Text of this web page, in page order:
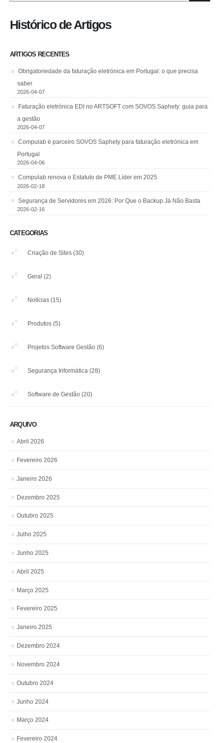
Histórico de Artigos
ARTIGOS RECENTES
Obrigatoriedade da faturação eletrónica em Portugal: o que precisa
saber
2026-04-07
Faturação eletrónica EDI no ARTSOFT com SOVOS Saphety: guia para
a gestão
2026-04-07
Compulab é parceiro SOVOS Saphety para faturação eletrónica em
Portugal
2026-04-06
Compulab renova o Estatuto de PME Líder em 2025
2026-02-18
Segurança de Servidores em 2026: Por Que o Backup Já Não Basta
2026-02-16
CATEGORIAS
Criação de Sites (30)
Geral (2)
Notícias (15)
Produtos (5)
Projetos Software Gestão (6)
Segurança Informática (28)
Software de Gestão (20)
ARQUIVO
Abril 2026
Fevereiro 2026
Janeiro 2026
Dezembro 2025
Outubro 2025
Julho 2025
Junho 2025
Abril 2025
Março 2025
Fevereiro 2025
Janeiro 2025
Dezembro 2024
Novembro 2024
Outubro 2024
Junho 2024
Março 2024
Fevereiro 2024